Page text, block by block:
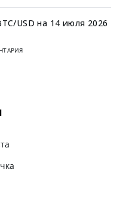
USD на 14 июля 2026